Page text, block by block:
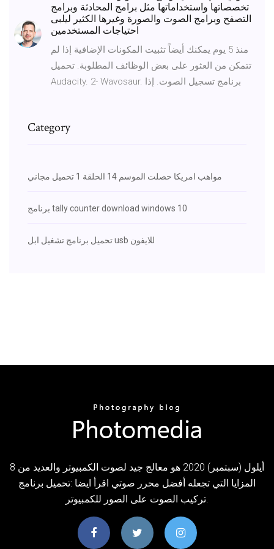
تخصصاتها واستخداماتها مثل برامج المحادثة وبرامج
التصفح وبرامج الصوت والصورة وغيرها الكثير ليلبى
احتياجات المستخدمين
منذ 5 يوم يمكنك أيضاً تثبيت المكونات الإضافية إذا لم
تتمكن من العثور على بعض الوظائف المطلوبة. تحميل
Category
مواهب امريكا حصلت الموسم 14 الحلقة 1 تحميل مجاني
برنامج tally counter download windows 10
تحميل برنامج تشغيل ابل usb للايفون
8 أيلول (سبتمبر) 2020 هو معالج جيد لصوت الكمبيوتر والعديد من
المزايا التي تجعله أفضل محرر صوتي اقرأ ايضا :تحميل برنامج